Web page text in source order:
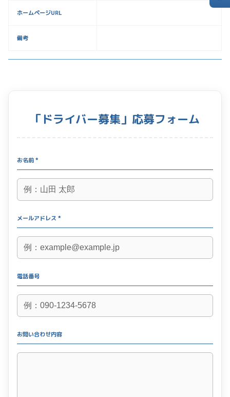
ホームページURL
備考
「ドライバー募集」応募フォーム
お名前 *
メールアドレス *
電話番号
お問い合わせ内容